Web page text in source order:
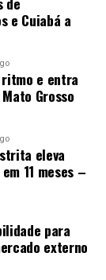
e Cuiabá a
e entra
Grosso
eleva
11 meses –
para
externo